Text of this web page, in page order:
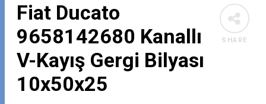
SHARE
Fiat Ducato
9658142680 Kanallı
V-Kayış Gergi Bilyası
10x50x25